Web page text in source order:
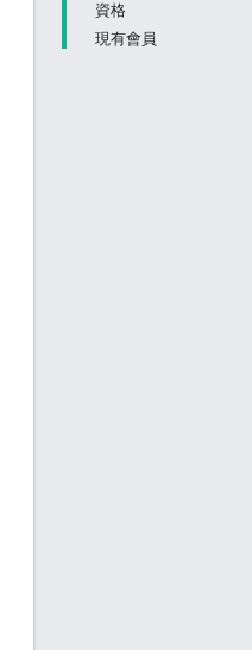
資格
現有會員